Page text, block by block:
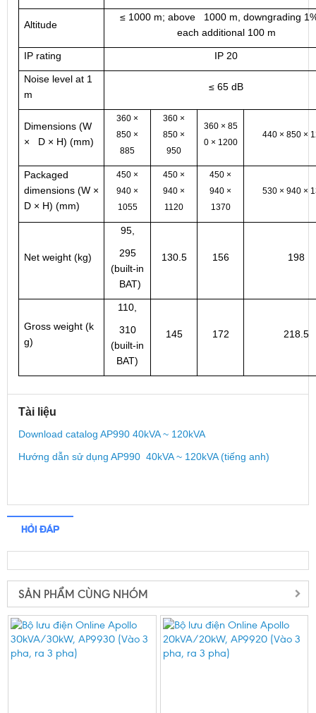
Altitude
≤ 1000 m; above 1000 m, downgrading
each additional 100 m
IP rating IP 20
Noise level at 1
m
≤ 65 dB
Dimensions (W
× D × H) (mm)
360 ×
850 ×
885
360 ×
850 ×
950
360 × 85
0 × 1200
440 × 850 ×
Packaged
dimensions (W ×
D × H) (mm)
450 ×
940 ×
1055
450 ×
940 ×
1120
450 ×
940 ×
1370
530 × 940 ×
Net weight (kg)
95,
295
(built-in
BAT)
130.5 156 198
Gross weight (k
g)
110,
310
(built-in
BAT)
145 172 218.5
Tài liệu
Download catalog AP990 40kVA ~ 120kVA
Hướng dẫn sử dụng AP990 40kVA ~ 120kVA (tiếng anh)
HỎI ĐÁP
SẢN PHẨM CÙNG NHÓM